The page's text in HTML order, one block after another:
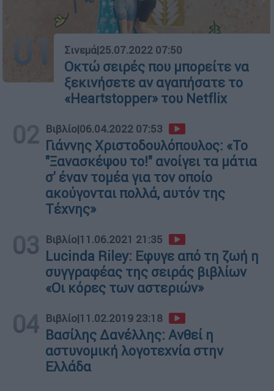
01 Σινεμά|25.07.2022 07:50
Οκτώ σειρές που μπορείτε να
ξεκινήσετε αν αγαπήσατε το
«Heartstopper» του Netflix
02 Βιβλίο|06.04.2022 07:53
Γιάννης Χριστοδουλόπουλος: «Το
"Ξανασκέψου το!" ανοίγει τα μάτια
σ' έναν τομέα για τον οποίο
ακούγονται πολλά, αυτόν της
Τέχνης»
03 Βιβλίο|11.06.2021 21:35
Lucinda Riley: Eφυγε από τη ζωή η
συγγραφέας της σειράς βιβλίων
«Οι κόρες των αστεριών»
04 Βιβλίο|11.02.2019 23:18
Βασίλης Δανέλλης: Ανθεί η
αστυνομική λογοτεχνία στην
Ελλάδα